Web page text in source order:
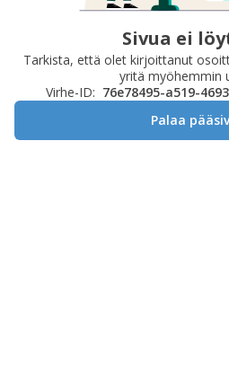
Sivua ei
Tarkista, että olet kirjoittanut
yritä myöhemmin
Virhe-ID: 76e78495-a519-